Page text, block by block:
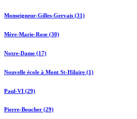
Monseigneur-Gilles-Gervais (31)
Mère-Marie-Rose (30)
Notre-Dame (17)
Nouvelle école à Mont St-Hilaire (1)
Paul-VI (29)
Pierre-Boucher (29)